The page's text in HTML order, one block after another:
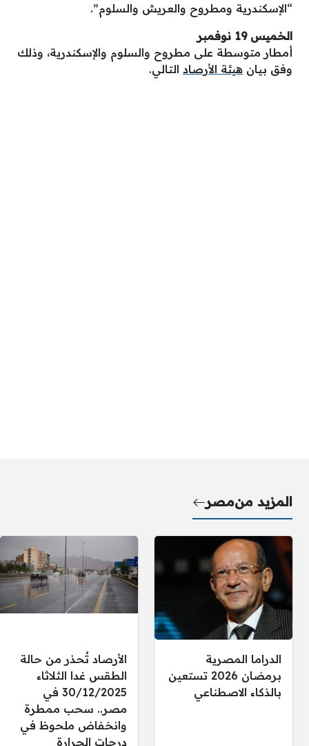
“الإسكندرية ومطروح والعريش والسلوم”.
الخميس 19 نوفمبر
أمطار متوسطة على مطروح والسلوم والإسكندرية، وذلك
وفق بيان هيئة الأرصاد التالي.
المزيد منمصر
الدراما المصرية
برمضان 2026 تستعين
بالذكاء الاصطناعي
الأرصاد تُحذر من حالة
الطقس غدا الثلاثاء
30/12/2025 في
مصر.. سحب ممطرة
وانخفاض ملحوظ في
درجات الحرارة